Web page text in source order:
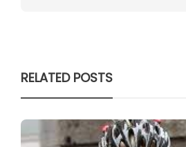
RELATED POSTS